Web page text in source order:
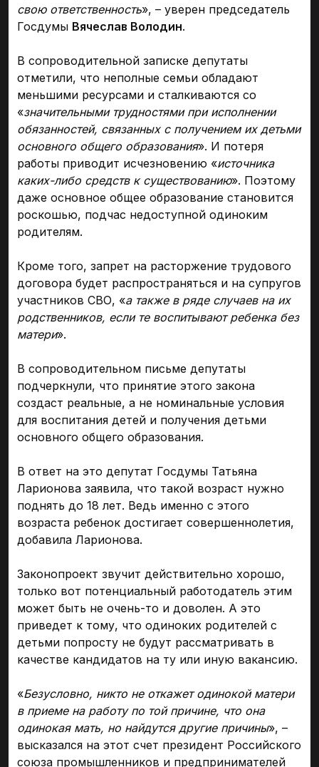
свою ответственность», – уверен председатель
Госдумы Вячеслав Володин.
В сопроводительной записке депутаты
отметили, что неполные семьи обладают
меньшими ресурсами и сталкиваются со
«значительными трудностями при исполнении
обязанностей, связанных с получением их детьми
основного общего образования». И потеря
работы приводит исчезновению «источника
каких-либо средств к существованию». Поэтому
даже основное общее образование становится
роскошью, подчас недоступной одиноким
родителям.
Кроме того, запрет на расторжение трудового
договора будет распространяться и на супругов
участников СВО, «а также в ряде случаев на их
родственников, если те воспитывают ребенка без
матери».
В сопроводительном письме депутаты
подчеркнули, что принятие этого закона
создаст реальные, а не номинальные условия
для воспитания детей и получения детьми
основного общего образования.
В ответ на это депутат Госдумы Татьяна
Ларионова заявила, что такой возраст нужно
поднять до 18 лет. Ведь именно с этого
возраста ребенок достигает совершеннолетия,
добавила Ларионова.
Законопроект звучит действительно хорошо,
только вот потенциальный работодатель этим
может быть не очень-то и доволен. А это
приведет к тому, что одиноких родителей с
детьми попросту не будут рассматривать в
качестве кандидатов на ту или иную вакансию.
«Безусловно, никто не откажет одинокой матери
в приеме на работу по той причине, что она
одинокая мать, но найдутся другие причины», –
высказался на этот счет президент Российского
союза промышленников и предпринимателей